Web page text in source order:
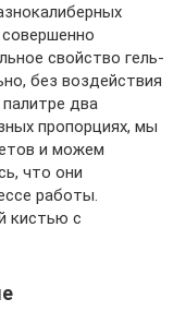
свойство гель-
без воздействия
два
пропорциях, мы
и можем
что они
работы.
кистью с